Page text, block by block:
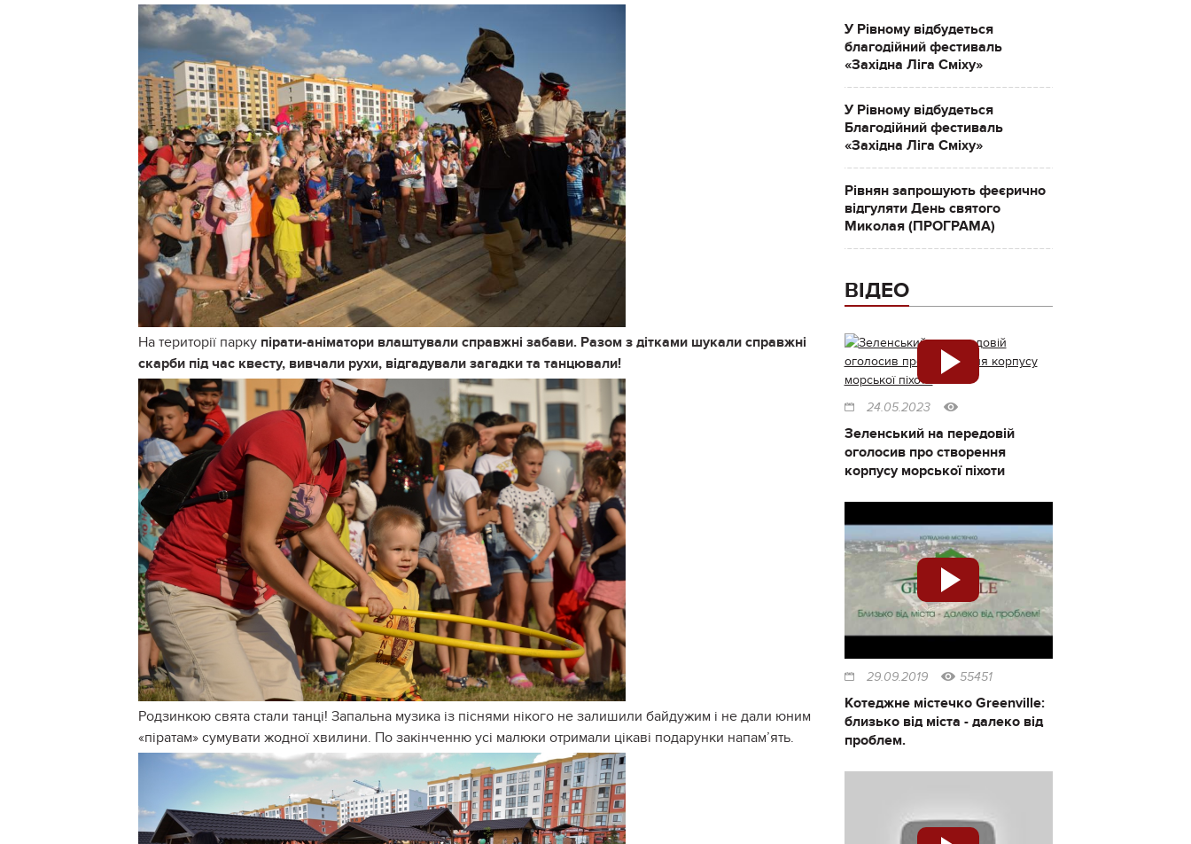
На території парку пірати-аніматори влаштували справжні забави. Разом з дітками шукали справжні
скарби під час квесту, вивчали рухи, відгадували загадки та танцювали!
Родзинкою свята стали танці! Запальна музика із піснями нікого не залишили байдужим і не дали юним
«піратам» сумувати жодної хвилини. По закінченню усі малюки отримали цікаві подарунки напам’ять.
У Рівному відбудеться
благодійний фестиваль
«Західна Ліга Сміху»
У Рівному відбудеться
Благодійний фестиваль
«Західна Ліга Сміху»
Рівнян запрошують феєрично
відгуляти День святого
Миколая (ПРОГРАМА)
ВІДЕО
24.05.2023
Зеленський на передовій
оголосив про створення
корпусу морської піхоти
29.09.2019 55451
Котеджне містечко Greenville:
близько від міста - далеко від
проблем.